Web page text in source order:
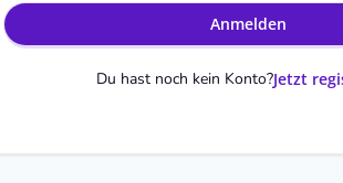
Anmelden
Du hast noch kein Konto?Jetzt